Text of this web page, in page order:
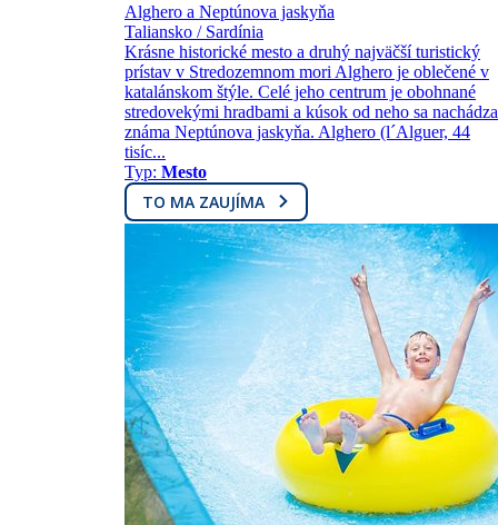
Alghero a Neptúnova jaskyňa
Taliansko / Sardínia
Krásne historické mesto a druhý najväčší turistický
prístav v Stredozemnom mori Alghero je oblečené v
katalánskom štýle. Celé jeho centrum je obohnané
stredovekými hradbami a kúsok od neho sa nachádza
známa Neptúnova jaskyňa. Alghero (l´Alguer, 44
tisíc...
Typ: Mesto
TO MA ZAUJÍMA